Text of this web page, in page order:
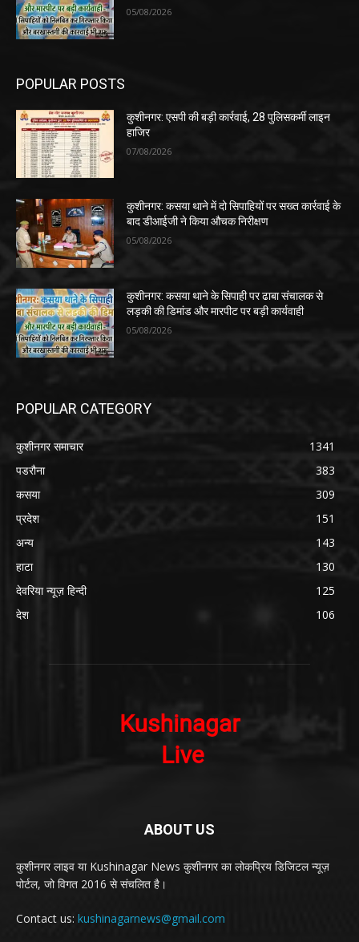
05/08/2026
POPULAR POSTS
कुशीनगर: एसपी की बड़ी कार्रवाई, 28 पुलिसकर्मी लाइन
हाजिर
07/08/2026
कुशीनगर: कसया थाने में दो सिपाहियों पर सख्त कार्रवाई के
बाद डीआईजी ने किया औचक निरीक्षण
05/08/2026
कुशीनगर: कसया थाने के सिपाही पर ढाबा संचालक से
लड़की की डिमांड और मारपीट पर बड़ी कार्यवाही
05/08/2026
POPULAR CATEGORY
कुशीनगर समाचार
1341
पडरौना
383
कसया
309
प्रदेश
151
अन्य
143
हाटा
130
देवरिया न्यूज़ हिन्दी
125
देश
106
ABOUT US
कुशीनगर लाइव या Kushinagar News कुशीनगर का लोकप्रिय डिजिटल न्यूज़
पोर्टल, जो विगत 2016 से संचलित है।
Contact us: kushinagarnews@gmail.com